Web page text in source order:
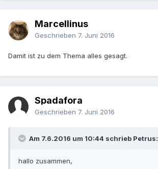
Marcellinus
Geschrieben 7. Juni 2016
Damit ist zu dem Thema alles gesagt.
Spadafora
Geschrieben 7. Juni 2016
Am 7.6.2016 um 10:44 schrieb Petrus:
hallo zusammen,